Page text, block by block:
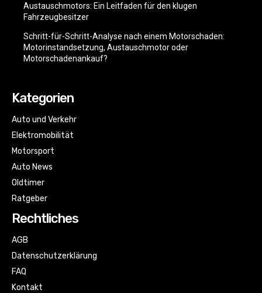
Austauschmotors: Ein Leitfaden für den klugen
Fahrzeugbesitzer
Schritt-für-Schritt-Analyse nach einem Motorschaden:
Motorinstandsetzung, Austauschmotor oder
Motorschadenankauf?
Kategorien
Auto und Verkehr
Elektromobilität
Motorsport
Auto News
Oldtimer
Ratgeber
Rechtliches
AGB
Datenschutzerklärung
FAQ
Kontakt